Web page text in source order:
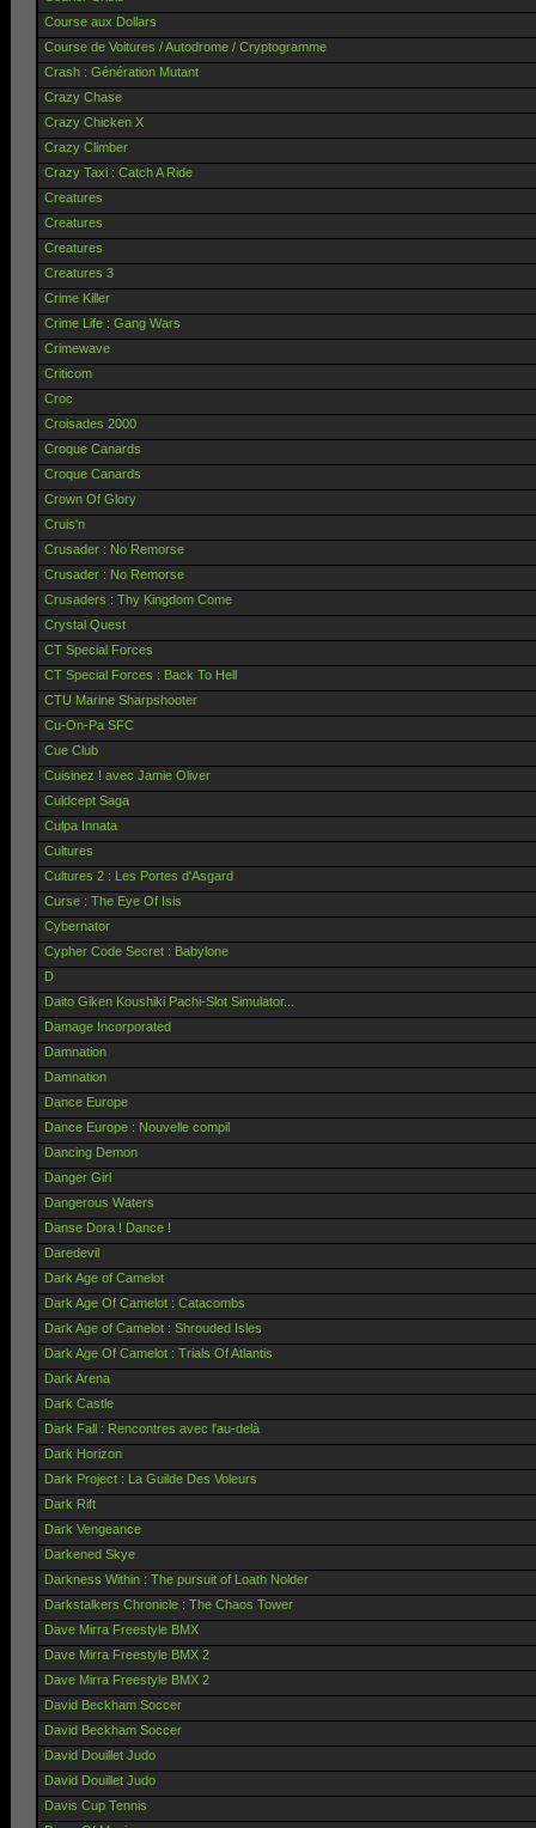
Course aux Dollars
Course de Voitures / Autodrome / Cryptogramme
Crash : Génération Mutant
Crazy Chase
Crazy Chicken X
Crazy Climber
Crazy Taxi : Catch A Ride
Creatures
Creatures
Creatures
Creatures 3
Crime Killer
Crime Life : Gang Wars
Crimewave
Criticom
Croc
Croisades 2000
Croque Canards
Croque Canards
Crown Of Glory
Cruis'n
Crusader : No Remorse
Crusader : No Remorse
Crusaders : Thy Kingdom Come
Crystal Quest
CT Special Forces
CT Special Forces : Back To Hell
CTU Marine Sharpshooter
Cu-On-Pa SFC
Cue Club
Cuisinez ! avec Jamie Oliver
Culdcept Saga
Culpa Innata
Cultures
Cultures 2 : Les Portes d'Asgard
Curse : The Eye Of Isis
Cybernator
Cypher Code Secret : Babylone
D
Daito Giken Koushiki Pachi-Slot Simulator...
Damage Incorporated
Damnation
Damnation
Dance Europe
Dance Europe : Nouvelle compil
Dancing Demon
Danger Girl
Dangerous Waters
Danse Dora ! Dance !
Daredevil
Dark Age of Camelot
Dark Age Of Camelot : Catacombs
Dark Age of Camelot : Shrouded Isles
Dark Age Of Camelot : Trials Of Atlantis
Dark Arena
Dark Castle
Dark Fall : Rencontres avec l'au-delà
Dark Horizon
Dark Project : La Guilde Des Voleurs
Dark Rift
Dark Vengeance
Darkened Skye
Darkness Within : The pursuit of Loath Nolder
Darkstalkers Chronicle : The Chaos Tower
Dave Mirra Freestyle BMX
Dave Mirra Freestyle BMX 2
Dave Mirra Freestyle BMX 2
David Beckham Soccer
David Beckham Soccer
David Douillet Judo
David Douillet Judo
Davis Cup Tennis